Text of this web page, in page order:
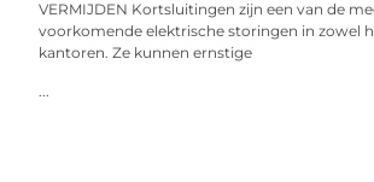
VERMIJDEN Kortsluitingen zijn een van de
voorkomende elektrische storingen in zowel
kantoren. Ze kunnen ernstige
...